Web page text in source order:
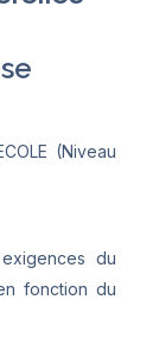
(Niveau
du
fonction du